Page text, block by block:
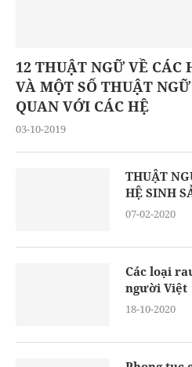
12 THUẬT NGỮ VỀ CÁC
VÀ MỘT SỐ THUẬT
QUAN VỚI CÁC HỆ
03-10-2019
THUẬT
HỆ SINH
07-02-2020
Các loại
người Việt
18-10-2020